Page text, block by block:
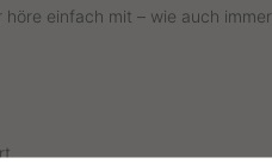
höre einfach mit – wie auch